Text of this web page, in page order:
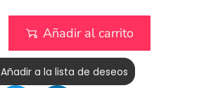
Añadir al carrito
Añadir a la lista de deseos